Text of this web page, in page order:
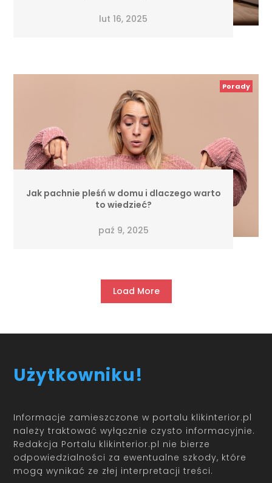
lut 16, 2025
Porady
Jak pachnie pleśń w domu i dlaczego warto
to wiedzieć?
paź 9, 2025
Load More
Użytkowniku!
Informacje zamieszczone w portalu klikinterior.pl
należy traktować wyłącznie czysto informacyjnie.
Redakcja Portalu klikinterior.pl nie bierze
odpowiedzialności za ewentualne szkody, które
mogą wynikać ze złej interpretacji treści.